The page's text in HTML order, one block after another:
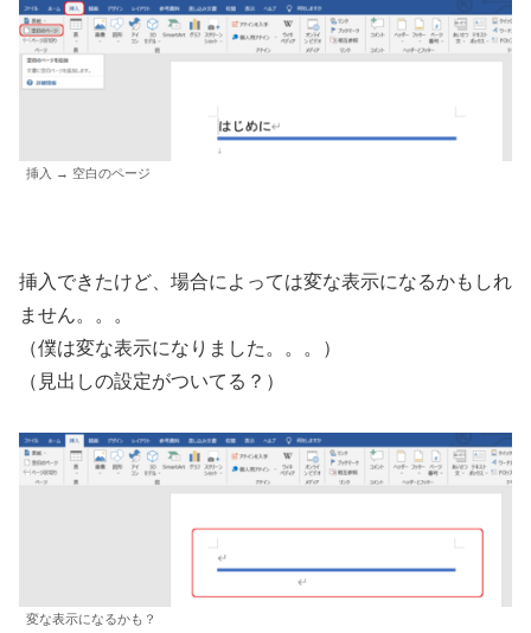
挿入 → 空白のページ
挿入できたけど、場合によっては変な表示になるかもしれ
ません。。。
（僕は変な表示になりました。。。）
（見出しの設定がついてる？）
変な表示になるかも？